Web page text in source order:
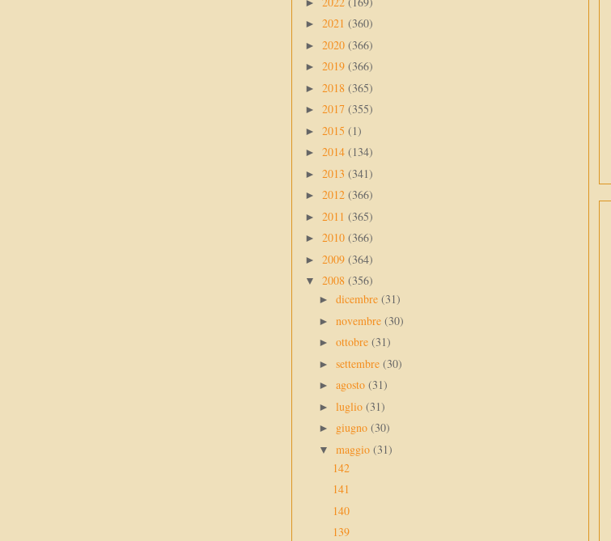
► 2021 (360)
► 2020 (366)
► 2019 (366)
► 2018 (365)
► 2017 (355)
► 2015 (1)
► 2014 (134)
► 2013 (341)
► 2012 (366)
► 2011 (365)
► 2010 (366)
► 2009 (364)
▼ 2008 (356)
► dicembre (31)
► novembre (30)
► ottobre (31)
► settembre (30)
► agosto (31)
► luglio (31)
► giugno (30)
▼ maggio (31)
142
141
140
139